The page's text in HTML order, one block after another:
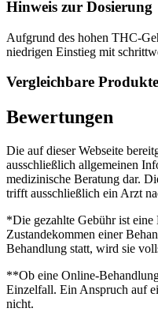
Hinweis zur Dosierung
Aufgrund des hohen THC-
niedrigen Einstieg mit
Vergleichbare
Bewertungen
Die auf dieser Webseite
ausschließlich allgemeinen
medizinische Beratung dar.
trifft ausschließlich ein Arzt
*Die gezahlte Gebühr ist
Zustandekommen einer
Behandlung statt, wird sie
**Ob eine Online-
Einzelfall. Ein Anspruch auf
nicht.